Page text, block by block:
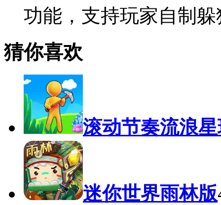
功能，支持玩家自制
猜你喜欢
滚动节奏流浪
迷你世界雨林版